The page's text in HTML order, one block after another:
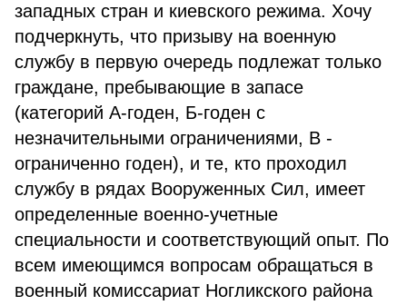
западных стран и киевского режима. Хочу
подчеркнуть, что призыву на военную
службу в первую очередь подлежат только
граждане, пребывающие в запасе
(категорий А-годен, Б-годен с
незначительными ограничениями, В -
ограниченно годен), и те, кто проходил
службу в рядах Вооруженных Сил, имеет
определенные военно-учетные
специальности и соответствующий опыт. По
всем имеющимся вопросам обращаться в
военный комиссариат Ногликского района